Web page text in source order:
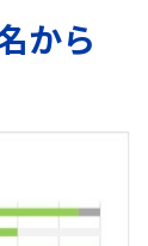
から